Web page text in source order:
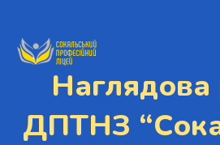
Наглядова
ДПТНЗ